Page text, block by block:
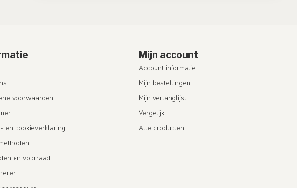
voorwaarden
en cookieverklaring
en voorraad
Mijn account
Account informatie
Mijn bestellingen
Mijn verlanglijst
Vergelijk
Alle producten